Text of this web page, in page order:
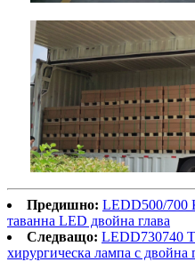
Предишно: LEDD500/700
таванна LED двойна глава
Следващо: LEDD730740
хирургическа лампа с двойна